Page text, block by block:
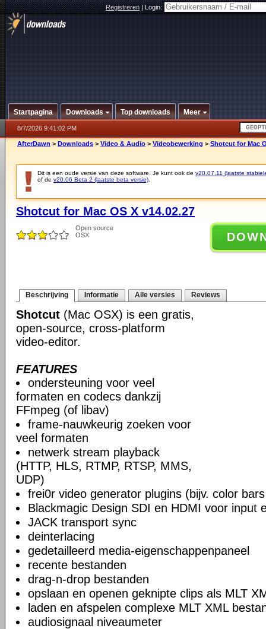
Registreren|Login:
Startpagina Downloads Top downloads Meer
8/7/2026 9:41:02 PM
AfterDawn > Downloads > Video & Audio > Videobewerking > Shotcut for Mac
Dit is een oude versie van deze software. Je kunt ook de v20.07.11 (laatste
of de v20.06 Beta 2 (laatste beta versie)
Shotcut for Mac OS X v14.02.27
Open source
OSX
Beschrijving Informatie Alle versies Reviews
Shotcut (Mac OSX) is een gratis,
open-source, cross-platform
video-editor.
FEATURES
ondersteuning voor veel
formaten en codecs dankzij
FFmpeg (of libav)
frame-nauwkeurig zoeken voor
veel formaten
netwerk stream playback
(HTTP, HLS, RTMP, RTSP, MMS,
UDP)
frei0r video generator plugins (bijv. color
Blackmagic Design SDI en HDMI voor input
JACK transport sync
deinterlacing
gedetailleerd media-eigenschappenpaneel
recente bestanden
drag-n-drop bestanden
opslaan en openen geknipte clips als MLT
laden en afspelen complexe MLT XML
audiosignaal niveaumeter